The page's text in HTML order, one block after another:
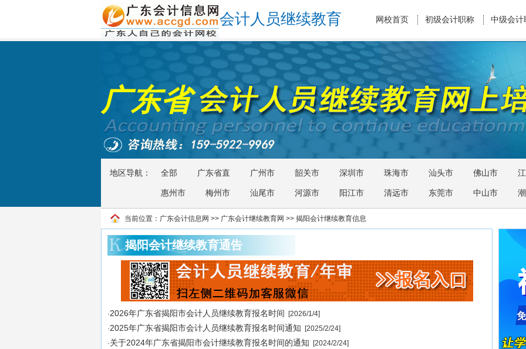
会计人员继续教育 网校首页 初级会计职称 中级会计
广东省
地区导航： 全部 广东省直 广州市 韶关市 深圳市 珠海市 汕头市 佛山市
惠州市 梅州市 汕尾市 河源市 阳江市 清远市 东莞市 中山市
当前位置： 广东会计信息网 >> 广东会计继续教育网 >> 揭阳会计继续教育信息
揭阳会计继续教育通告
·2026年广东省揭阳市会计人员继续教育报名时间 [2026/1/4]
·2025年广东省揭阳市会计人员继续教育报名时间通知 [2025/2/24]
·关于2024年广东省揭阳市会计继续教育报名时间的通知 [2024/2/24]